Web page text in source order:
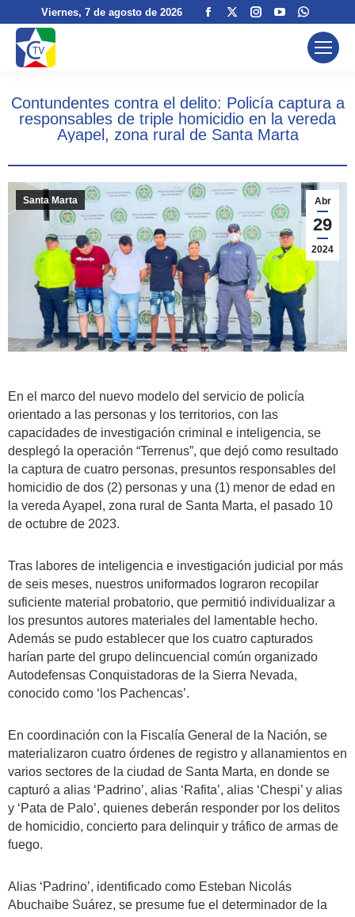
Viernes, 7 de agosto de 2026
Facebook
windowwindow
Instagram
window
YouTube
opens
window
page
opens
window
Contundentes contra el delito: Policía captura a
responsables de triple homicidio en la vereda
Ayapel, zona rural de Santa Marta
Abr
29
2024
Santa Marta
En el marco del nuevo modelo del servicio de policía
orientado a las personas y los territorios, con las
capacidades de investigación criminal e inteligencia, se
desplegó la operación “Terrenus”, que dejó como resultado
la captura de cuatro personas, presuntos responsables del
homicidio de dos (2) personas y una (1) menor de edad en
la vereda Ayapel, zona rural de Santa Marta, el pasado 10
de octubre de 2023.
Tras labores de inteligencia e investigación judicial por más
de seis meses, nuestros uniformados lograron recopilar
suficiente material probatorio, que permitió individualizar a
los presuntos autores materiales del lamentable hecho.
Además se pudo establecer que los cuatro capturados
harían parte del grupo delincuencial común organizado
Autodefensas Conquistadoras de la Sierra Nevada,
conocido como ‘los Pachencas’.
En coordinación con la Fiscalía General de la Nación, se
materializaron cuatro órdenes de registro y allanamientos en
varios sectores de la ciudad de Santa Marta, en donde se
capturó a alias ‘Padrino’, alias ‘Rafita’, alias ‘Chespi’ y alias
y ‘Pata de Palo’, quienes deberán responder por los delitos
de homicidio, concierto para delinquir y tráfico de armas de
fuego.
Alias ‘Padrino’, identificado como Esteban Nicolás
Abuchaibe Suárez, se presume fue el determinador de la